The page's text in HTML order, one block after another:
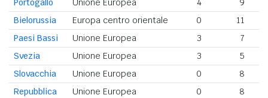
Portogallo
Unione Europea 4
9
Bielorussia
Europa centro orientale 0
11
Paesi Bassi
Unione Europea 3
7
Svezia
Unione Europea 3
5
Slovacchia
Unione Europea 0
8
Repubblica
Unione Europea 0 8